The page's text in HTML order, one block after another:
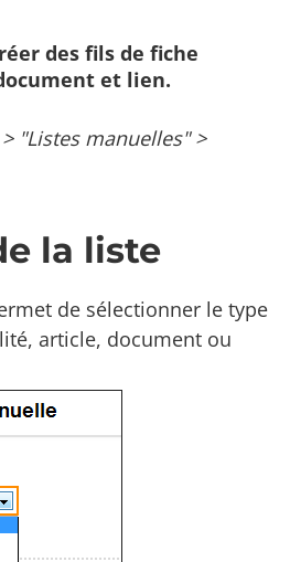
des fils de fiche
et lien.
"Listes manuelles" >
la liste
de sélectionner le type
article, document ou